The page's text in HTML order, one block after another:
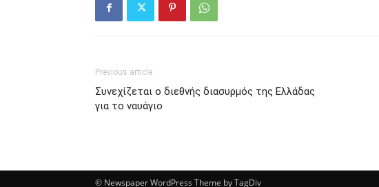
Previous article
Συνεχίζεται ο διεθνής διασυρμός της Ελλάδας
για το ναυάγιο
© Newspaper WordPress Theme by TagDiv